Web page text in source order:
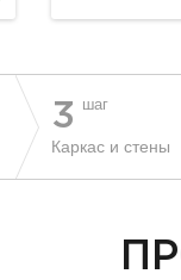
3 шаг
Каркас и стены